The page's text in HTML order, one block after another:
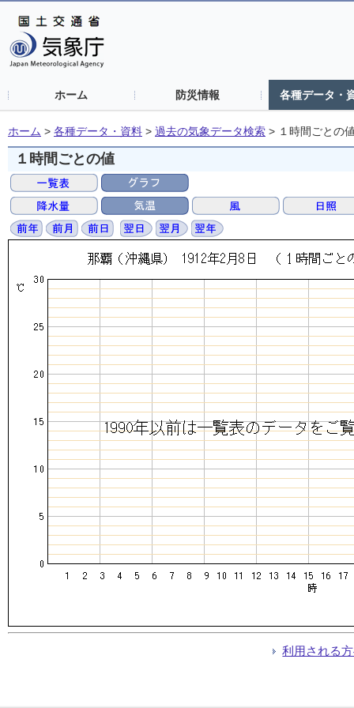
ホーム 防災情報 各種データ・
ホーム > 各種データ・資料 > 過去の気象データ検索 > １時間ごとの
１時間ごとの値
利用される